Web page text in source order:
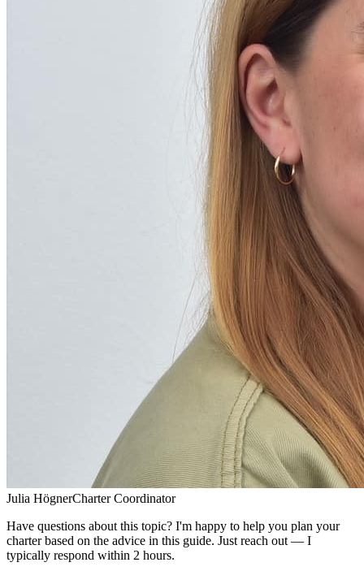
Julia HögnerCharter Coordinator
Have questions about this topic? I'm happy to help you plan your
charter based on the advice in this guide. Just reach out — I
typically respond within 2 hours.